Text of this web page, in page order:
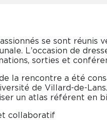
se sont réunis
L’occasion de
sorties et
la rencontre a été
de Villard-de-
un atlas référent en
collaboratif